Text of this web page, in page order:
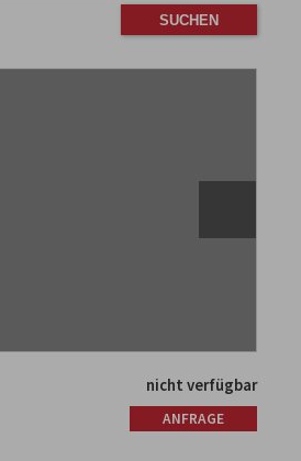
nicht verfügbar
ANFRAGE